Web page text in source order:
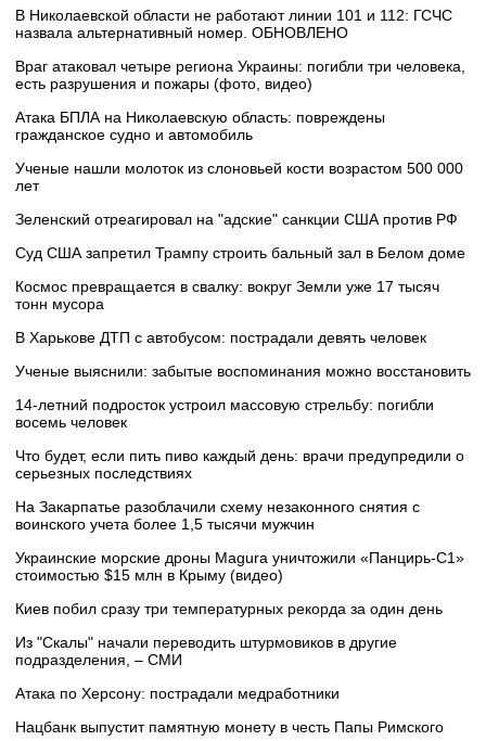
В Николаевской области не работают линии 101 и 112: ГСЧС
назвала альтернативный номер. ОБНОВЛЕНО
Враг атаковал четыре региона Украины: погибли три человека,
есть разрушения и пожары (фото, видео)
Атака БПЛА на Николаевскую область: повреждены
гражданское судно и автомобиль
Ученые нашли молоток из слоновьей кости возрастом 500 000
лет
Зеленский отреагировал на "адские" санкции США против РФ
Суд США запретил Трампу строить бальный зал в Белом доме
Космос превращается в свалку: вокруг Земли уже 17 тысяч
тонн мусора
В Харькове ДТП с автобусом: пострадали девять человек
Ученые выяснили: забытые воспоминания можно восстановить
14-летний подросток устроил массовую стрельбу: погибли
восемь человек
Что будет, если пить пиво каждый день: врачи предупредили о
серьезных последствиях
На Закарпатье разоблачили схему незаконного снятия с
воинского учета более 1,5 тысячи мужчин
Украинские морские дроны Magura уничтожили «Панцирь-С1»
стоимостью $15 млн в Крыму (видео)
Киев побил сразу три температурных рекорда за один день
Из "Скалы" начали переводить штурмовиков в другие
подразделения, – СМИ
Атака по Херсону: пострадали медработники
Нацбанк выпустит памятную монету в честь Папы Римского